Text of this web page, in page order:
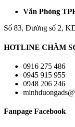
Văn Phòng
Số 83, Đường số 2,
HOTLINE CHĂM
0916 275 486
0945 915 955
0948 206 246
Fanpage Facebook